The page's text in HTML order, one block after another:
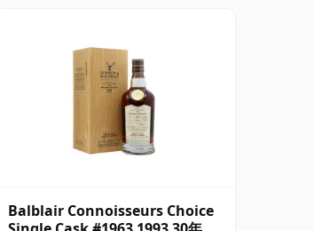
Balblair Connoisseurs Choice